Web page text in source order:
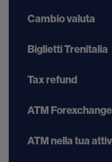
Cambio valuta
Biglietti Trenitalia
Tax refund
ATM Forexchange
ATM nella tua